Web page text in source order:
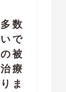
数
で
被
療
ま